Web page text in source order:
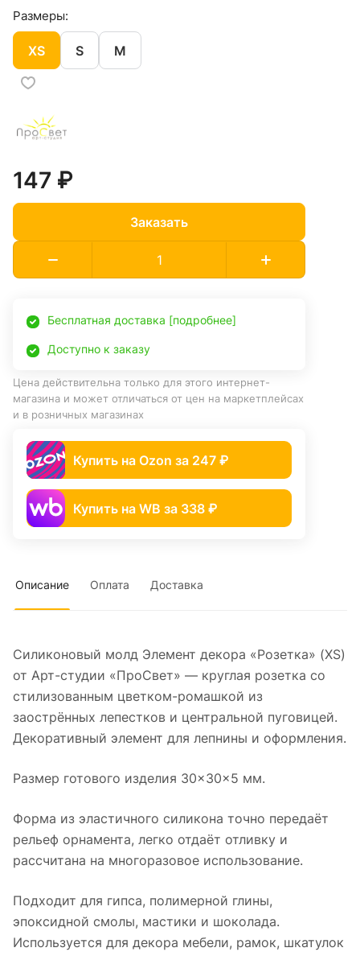
Размеры:
XS S M
147 ₽
Заказать
Бесплатная доставка [подробнее]
Доступно к заказу
Цена действительна только для этого интернет-
магазина и может отличаться от цен на маркетплейсах
и в розничных магазинах
Купить на Ozon за 247 ₽
Купить на WB за 338 ₽
Описание Оплата Доставка
Силиконовый молд Элемент декора «Розетка» (XS)
от Арт-студии «ПроСвет» — круглая розетка со
стилизованным цветком-ромашкой из
заострённых лепестков и центральной пуговицей.
Декоративный элемент для лепнины и оформления.
Размер готового изделия 30×30×5 мм.
Форма из эластичного силикона точно передаёт
рельеф орнамента, легко отдаёт отливку и
рассчитана на многоразовое использование.
Подходит для гипса, полимерной глины,
эпоксидной смолы, мастики и шоколада.
Используется для декора мебели, рамок, шкатулок